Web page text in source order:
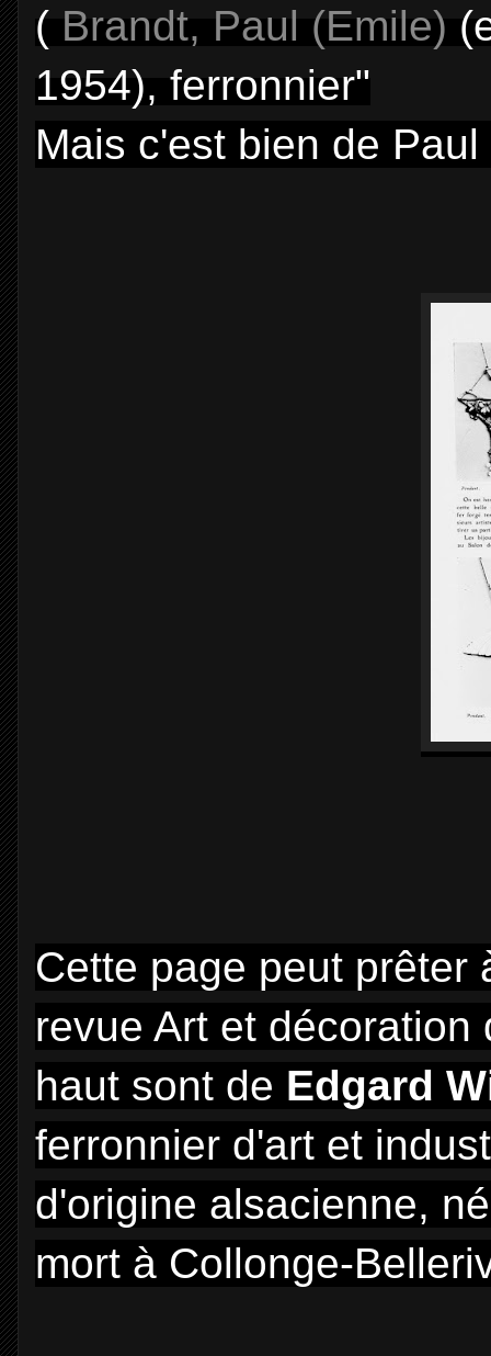
( Brandt, Paul (Emile)
1954), ferronnier"
Mais c'est bien de
Cette page peut prêter
revue Art et
haut sont de Edgard
ferronnier d'art et
d'origine alsacienne,
mort à Collonge-